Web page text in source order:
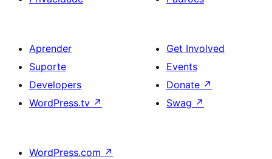
Aprender
Suporte
Developers
WordPress.tv ↗
Get Involved
Events
Donate ↗
Swag ↗
WordPress.com ↗